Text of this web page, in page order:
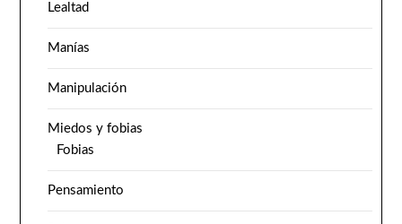
Lealtad
Manías
Manipulación
Miedos y fobias
Fobias
Pensamiento